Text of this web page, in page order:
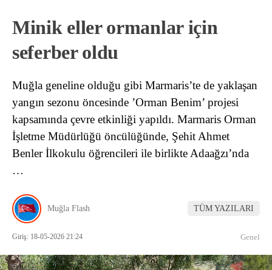
Minik eller ormanlar için
seferber oldu
Muğla geneline olduğu gibi Marmaris’te de yaklaşan
yangın sezonu öncesinde ’Orman Benim’ projesi
kapsamında çevre etkinliği yapıldı. Marmaris Orman
İşletme Müdürlüğü öncülüğünde, Şehit Ahmet
Benler İlkokulu öğrencileri ile birlikte Adaağzı’nda
…
Muğla Flash TÜM YAZILARI
Giriş: 18-05-2026 21:24 Genel